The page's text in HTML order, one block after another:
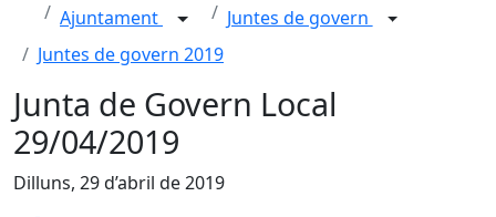
Ajuntament
Juntes de govern
Juntes de govern 2019
Junta de Govern Local
29/04/2019
Dilluns, 29 d’abril de 2019